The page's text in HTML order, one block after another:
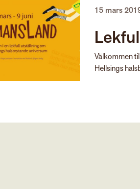
15 mars
Välkommen
Hellsings